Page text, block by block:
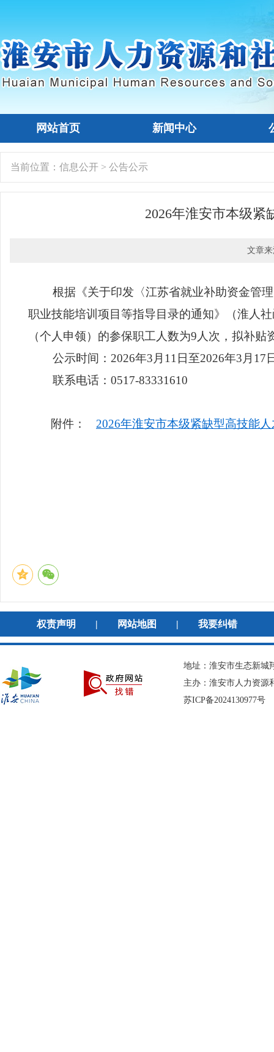
网站首页 新闻中心
当前位置： 信息公开 > 公告公示
2026年淮安市本级
文章
根据《关于印发〈江苏省就业补助资金管理
职业技能培训项目等指导目录的通知》（淮人
（个人申领）的参保职工人数为9人次，拟补
公示时间：2026年3月11日至2026年3月17
联系电话：0517-83331610
附件： 2026年淮安市本级紧缺型高技能
权责声明 | 网站地图 | 我要纠错
地址：淮安市生态新
主办：淮安市人力资
苏ICP备2024130977号